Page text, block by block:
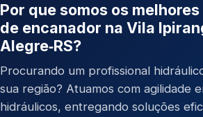
Por que somos os
de encanador na Vila
Alegre‑RS?
Procurando um profissional
sua região? Atuamos com agilidade
hidráulicos, entregando soluções